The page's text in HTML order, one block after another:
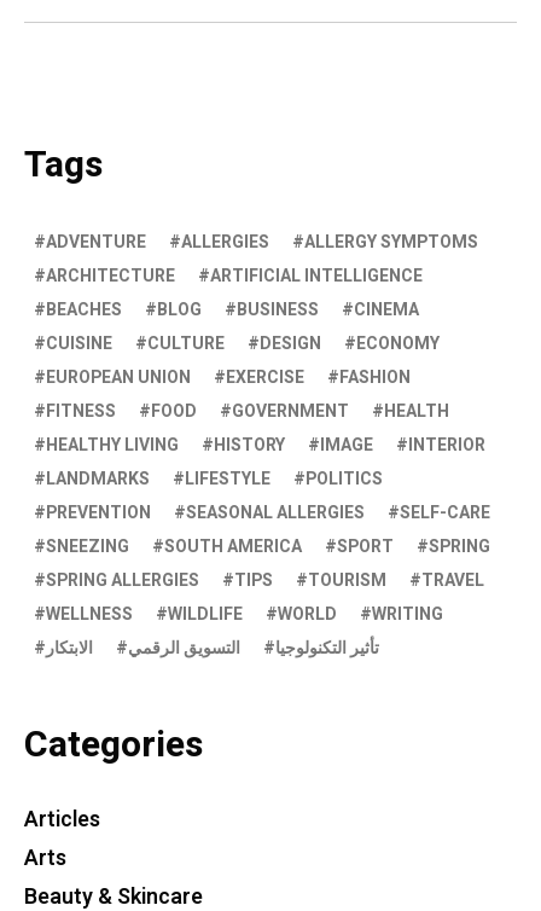
Tags
ADVENTURE ALLERGIES
ALLERGY SYMPTOMS
ARCHITECTURE
ARTIFICIAL INTELLIGENCE
BEACHES
BLOG BUSINESS
CINEMA
CUISINE
CULTURE DESIGN
ECONOMY
EUROPEAN UNION
EXERCISE
FASHION
FITNESS
FOOD GOVERNMENT
HEALTH
HEALTHY LIVING
HISTORY IMAGE
INTERIOR
LANDMARKS
LIFESTYLE
POLITICS
PREVENTION
SEASONAL ALLERGIES
SELF-CARE
SNEEZING
SOUTH AMERICA SPORT
SPRING
SPRING ALLERGIES
TIPS TOURISM
TRAVEL
WELLNESS
WILDLIFE WORLD
WRITING
الابتكار
التسويق الرقمي تأثير التكنولوجيا
Categories
Articles
Arts
Beauty & Skincare